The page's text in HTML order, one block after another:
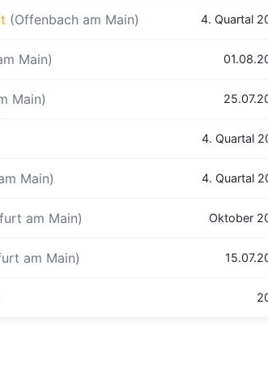
(Offenbach am Main) 4. Quartal
Main)
Main)
4. Quartal
Main) 4. Quartal
am Main) Oktober
am Main)